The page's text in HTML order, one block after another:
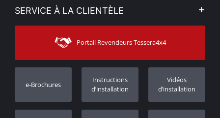
Voir nos actualités
Sitemap
Mon compte
Moyens d’expédition
SERVICE À LA CLIENTÈLE
Contacter
Assistance aux clients
Suivi des commandes
Concessionnaires
Portail Revendeurs Tessera4x4
e-Brochures
Instructions
d’installation
Vidéos
d’installation